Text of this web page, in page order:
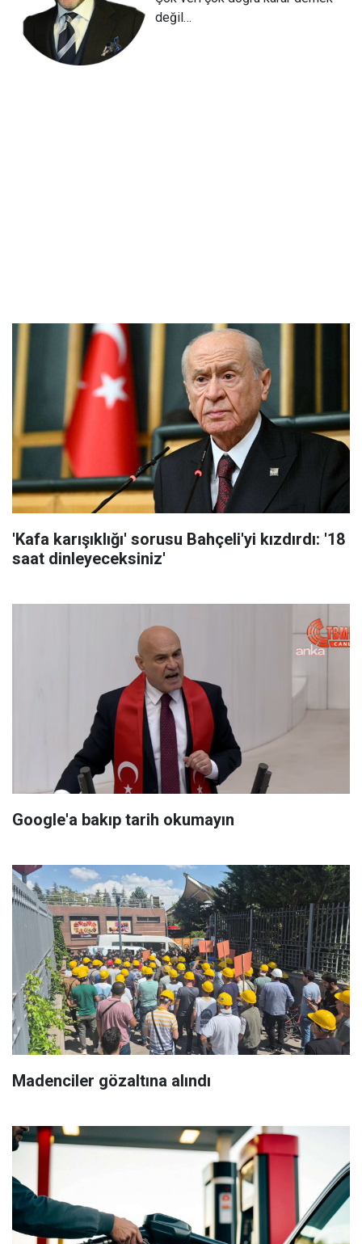
değil…
'Kafa karışıklığı' sorusu Bahçeli'yi kızdırdı: '18
saat dinleyeceksiniz'
Google'a bakıp tarih okumayın
Madenciler gözaltına alındı